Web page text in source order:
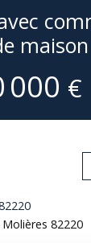
maison
000 €
82220